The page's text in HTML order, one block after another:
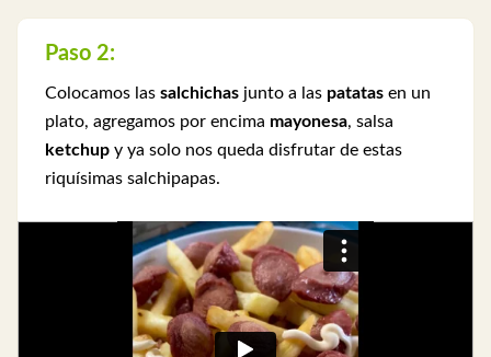
Paso 2:
Colocamos las salchichas junto a las patatas en un
plato, agregamos por encima mayonesa, salsa
ketchup y ya solo nos queda disfrutar de estas
riquísimas salchipapas.